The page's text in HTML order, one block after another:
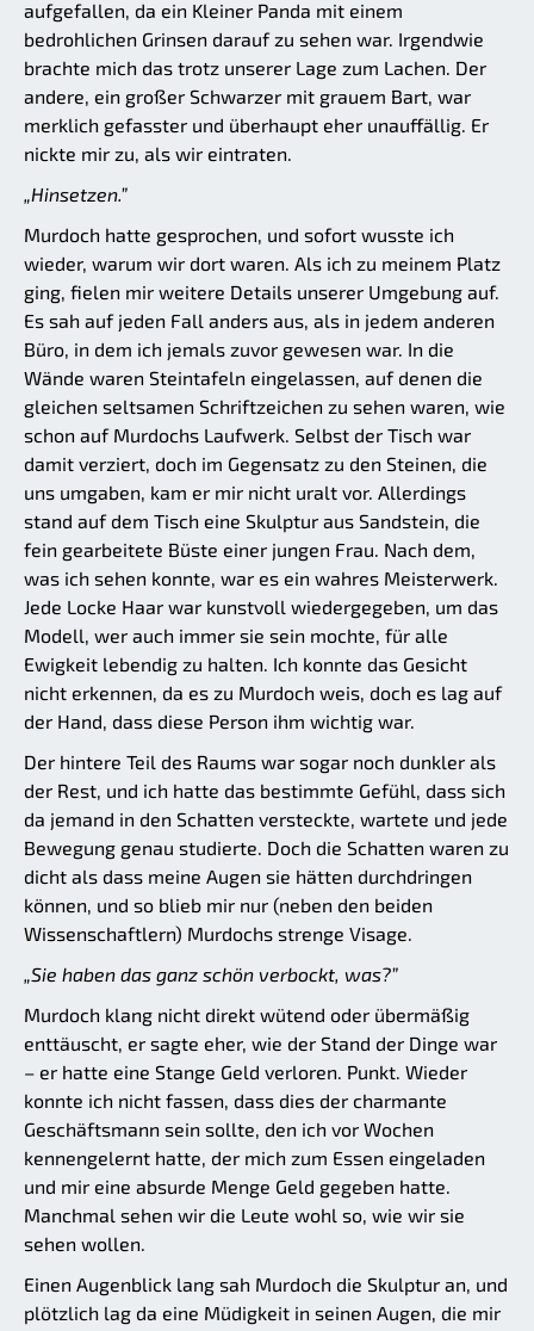
aufgefallen, da ein Kleiner Panda mit einem
bedrohlichen Grinsen darauf zu sehen war. Irgendwie
brachte mich das trotz unserer Lage zum Lachen. Der
andere, ein großer Schwarzer mit grauem Bart, war
merklich gefasster und überhaupt eher unauffällig. Er
nickte mir zu, als wir eintraten.
„Hinsetzen.”
Murdoch hatte gesprochen, und sofort wusste ich
wieder, warum wir dort waren. Als ich zu meinem Platz
ging, fielen mir weitere Details unserer Umgebung auf.
Es sah auf jeden Fall anders aus, als in jedem anderen
Büro, in dem ich jemals zuvor gewesen war. In die
Wände waren Steintafeln eingelassen, auf denen die
gleichen seltsamen Schriftzeichen zu sehen waren, wie
schon auf Murdochs Laufwerk. Selbst der Tisch war
damit verziert, doch im Gegensatz zu den Steinen, die
uns umgaben, kam er mir nicht uralt vor. Allerdings
stand auf dem Tisch eine Skulptur aus Sandstein, die
fein gearbeitete Büste einer jungen Frau. Nach dem,
was ich sehen konnte, war es ein wahres Meisterwerk.
Jede Locke Haar war kunstvoll wiedergegeben, um das
Modell, wer auch immer sie sein mochte, für alle
Ewigkeit lebendig zu halten. Ich konnte das Gesicht
nicht erkennen, da es zu Murdoch weis, doch es lag auf
der Hand, dass diese Person ihm wichtig war.
Der hintere Teil des Raums war sogar noch dunkler als
der Rest, und ich hatte das bestimmte Gefühl, dass sich
da jemand in den Schatten versteckte, wartete und jede
Bewegung genau studierte. Doch die Schatten waren zu
dicht als dass meine Augen sie hätten durchdringen
können, und so blieb mir nur (neben den beiden
Wissenschaftlern) Murdochs strenge Visage.
„Sie haben das ganz schön verbockt, was?”
Murdoch klang nicht direkt wütend oder übermäßig
enttäuscht, er sagte eher, wie der Stand der Dinge war
– er hatte eine Stange Geld verloren. Punkt. Wieder
konnte ich nicht fassen, dass dies der charmante
Geschäftsmann sein sollte, den ich vor Wochen
kennengelernt hatte, der mich zum Essen eingeladen
und mir eine absurde Menge Geld gegeben hatte.
Manchmal sehen wir die Leute wohl so, wie wir sie
sehen wollen.
Einen Augenblick lang sah Murdoch die Skulptur an, und
plötzlich lag da eine Müdigkeit in seinen Augen, die mir